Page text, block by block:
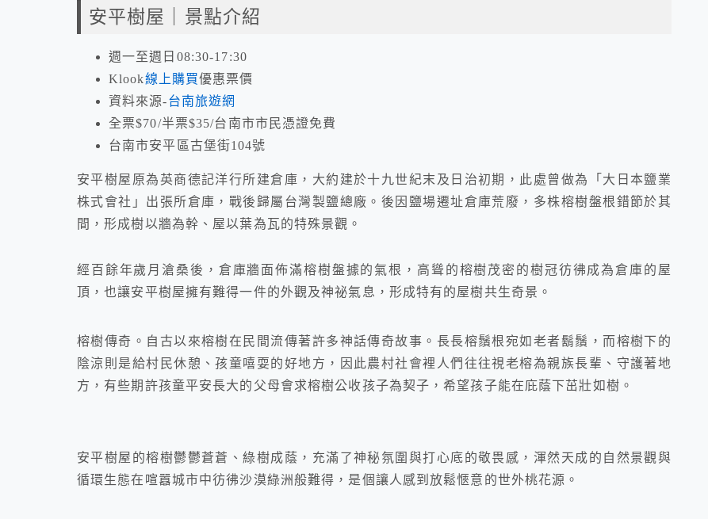
安平樹屋｜景點介紹
週一至週日08:30-17:30
Klook線上購買優惠票價
資料來源-台南旅遊網
全票$70/半票$35/台南市市民憑證免費
台南市安平區古堡街104號
安平樹屋原為英商德記洋行所建倉庫，大約建於十九世紀末及日治初期，此處曾做為「大日本鹽業
株式會社」出張所倉庫，戰後歸屬台灣製鹽總廠。後因鹽場遷址倉庫荒廢，多株榕樹盤根錯節於其
間，形成樹以牆為幹、屋以葉為瓦的特殊景觀。
經百餘年歲月滄桑後，倉庫牆面佈滿榕樹盤據的氣根，高聳的榕樹茂密的樹冠彷彿成為倉庫的屋
頂，也讓安平樹屋擁有難得一件的外觀及神祕氣息，形成特有的屋樹共生奇景。
榕樹傳奇。自古以來榕樹在民間流傳著許多神話傳奇故事。長長榕鬚根宛如老者鬍鬚，而榕樹下的
陰涼則是給村民休憩、孩童嘻耍的好地方，因此農村社會裡人們往往視老榕為親族長輩、守護著地
方，有些期許孩童平安長大的父母會求榕樹公收孩子為契子，希望孩子能在庇蔭下茁壯如樹。
安平樹屋的榕樹鬱鬱蒼蒼、綠樹成蔭，充滿了神秘氛圍與打心底的敬畏感，渾然天成的自然景觀與
循環生態在喧囂城市中彷彿沙漠綠洲般難得，是個讓人感到放鬆愜意的世外桃花源。